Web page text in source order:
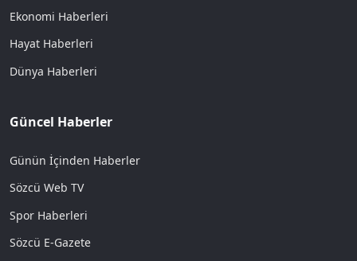
Ekonomi Haberleri
Hayat Haberleri
Dünya Haberleri
Güncel Haberler
Günün İçinden Haberler
Sözcü Web TV
Spor Haberleri
Sözcü E-Gazete